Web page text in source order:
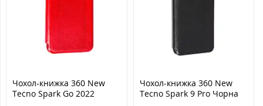
Чохол-книжка 360 New
Tecno Spark Go 2022
Чохол-книжка 360 New
Tecno Spark 9 Pro Чорна